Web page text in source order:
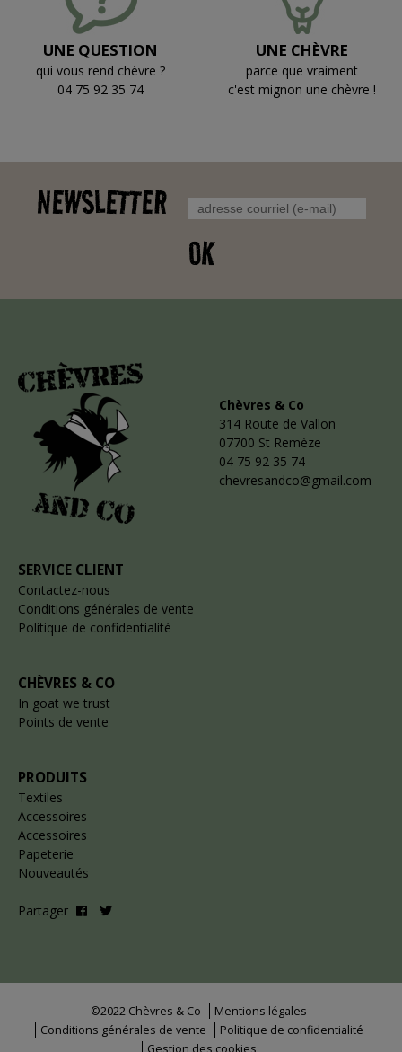
UNE QUESTION
qui vous rend chèvre ?
04 75 92 35 74
UNE CHÈVRE
parce que vraiment
c'est mignon une chèvre !
NEWSLETTER
OK
Chèvres & Co
314 Route de Vallon
07700 St Remèze
04 75 92 35 74
chevresandco@gmail.com
SERVICE CLIENT
Contactez-nous
Conditions générales de vente
Politique de confidentialité
CHÈVRES & CO
In goat we trust
Points de vente
PRODUITS
Textiles
Accessoires
Accessoires
Papeterie
Nouveautés
Partager
©2022 Chèvres & Co
Mentions légales
Conditions générales de vente
Politique de confidentialité
Gestion des cookies